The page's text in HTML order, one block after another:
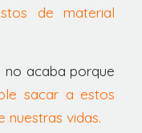
de material
no acaba porque
sacar a estos
nuestras vidas.